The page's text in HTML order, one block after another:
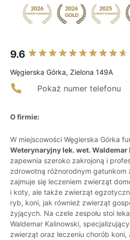
9.6
Węgierska Górka, Zielona 149A
Pokaż numer telefonu
O firmie:
W miejscowości Węgierska Górka
Weterynaryjny lek. wet.
zapewnia szeroko zakrojoną i
zdrowotną różnorodnym gatunkom
zajmuje się leczeniem zwierząt
i koty, ale także zwierząt
ryb, koni, jak również zwierząt
żyjących. Na czele zespołu stoi
Waldemar Kalinowski,
zwierząt oraz leczeniu chorób koni,